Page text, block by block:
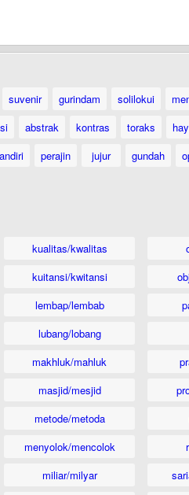
suvenir gurindam solilokui
abstrak kontras toraks
perajin jujur gundah
kualitas/kwalitas
kuitansi/kwitansi
lembap/lembab
lubang/lobang
makhluk/mahluk
masjid/mesjid
metode/metoda
menyolok/mencolok
miliar/milyar